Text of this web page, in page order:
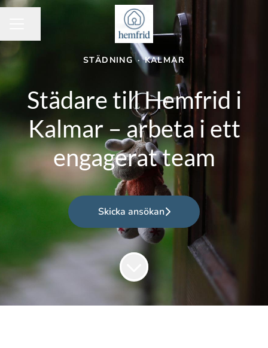
STÄDNING · KALMAR
Städare till Hemfrid i
Kalmar – arbeta i ett
engagerat team
Skicka ansökan